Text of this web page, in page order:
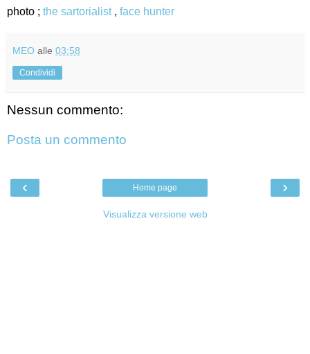
photo ; the sartorialist, face hunter
MEO alle 03:58
Condividi
Nessun commento:
Posta un commento
‹ ›
Home page
Visualizza versione web